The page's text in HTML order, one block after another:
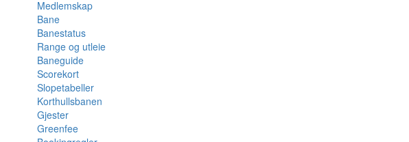
Medlemskap
Bane
Banestatus
Range og utleie
Baneguide
Scorekort
Slopetabeller
Korthullsbanen
Gjester
Greenfee